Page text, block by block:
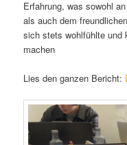
Erfahrung, was sowohl
als auch dem
sich stets wohlfühlte und
machen
Lies den ganzen Bericht: